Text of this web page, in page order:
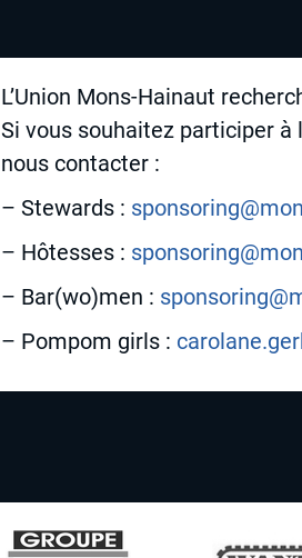
L’Union Mons-Hainaut
Si vous souhaitez participer à
nous contacter :
– Stewards :
– Hôtesses :
– Bar(wo)men :
– Pompom girls :